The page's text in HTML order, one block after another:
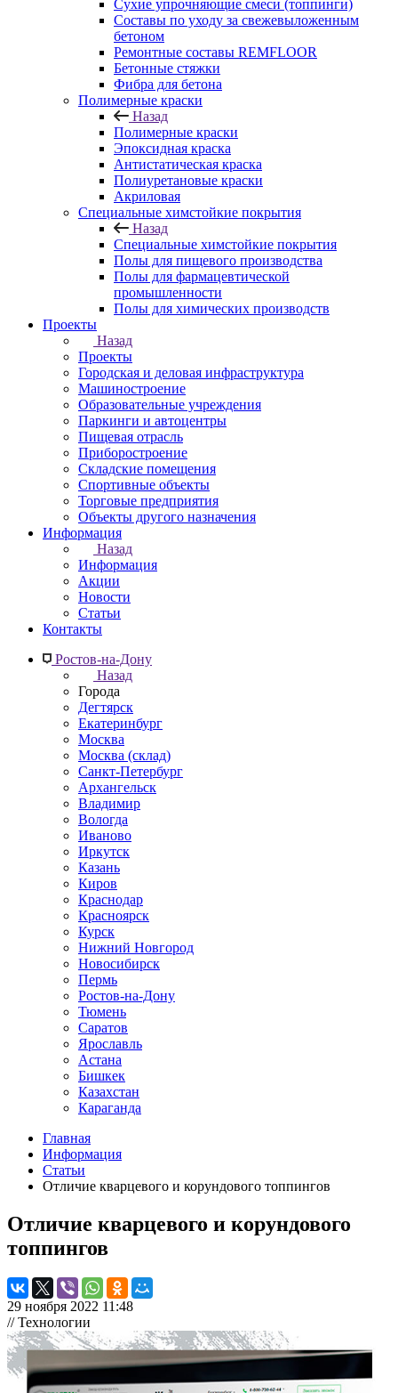
Сухие упрочняющие смеси (топпинги)
Составы по уходу за свежевыложенным
бетоном
Ремонтные составы REMFLOOR
Бетонные стяжки
Фибра для бетона
Полимерные краски
Назад
Полимерные краски
Эпоксидная краска
Антистатическая краска
Полиуретановые краски
Акриловая
Специальные химстойкие покрытия
Назад
Специальные химстойкие покрытия
Полы для пищевого производства
Полы для фармацевтической
промышленности
Полы для химических производств
Проекты
Назад
Проекты
Городская и деловая инфраструктура
Машиностроение
Образовательные учреждения
Паркинги и автоцентры
Пищевая отрасль
Приборостроение
Складские помещения
Спортивные объекты
Торговые предприятия
Объекты другого назначения
Информация
Назад
Информация
Акции
Новости
Статьи
Контакты
Ростов-на-Дону
Назад
Города
Дегтярск
Екатеринбург
Москва
Москва (склад)
Санкт-Петербург
Архангельск
Владимир
Вологда
Иваново
Иркутск
Казань
Киров
Краснодар
Красноярск
Курск
Нижний Новгород
Новосибирск
Пермь
Ростов-на-Дону
Тюмень
Саратов
Ярославль
Астана
Бишкек
Казахстан
Караганда
Главная
Информация
Статьи
Отличие кварцевого и корундового топпингов
Отличие кварцевого и корундового
топпингов
29 ноября 2022 11:48
// Технологии